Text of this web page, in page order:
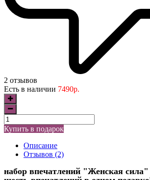
2 отзывов
Есть в наличии 7490р.
Купить в подарок
Описание
Отзывов (2)
набор впечатлений "Женская